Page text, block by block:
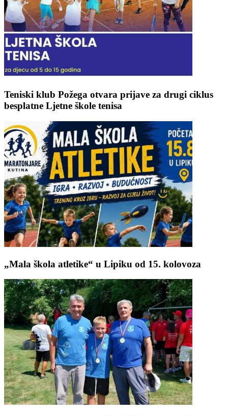
Teniski klub Požega otvara prijave za drugi ciklus
besplatne Ljetne škole tenisa
„Mala škola atletike“ u Lipiku od 15. kolovoza